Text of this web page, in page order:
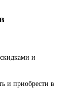
и
и приобрести в